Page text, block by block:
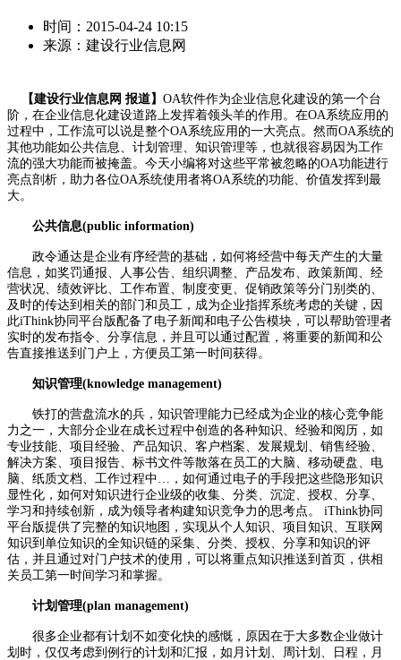
时间：2015-04-24 10:15
来源：建设行业信息网
【建设行业信息网 报道】 OA软件作为企业信息化建设的第一个台
阶，在企业信息化建设道路上发挥着领头羊的作用。在OA系统应用的
过程中，工作流可以说是整个OA系统应用的一大亮点。然而OA系统的
其他功能如公共信息、计划管理、知识管理等，也就很容易因为工作
流的强大功能而被掩盖。今天小编将对这些平常被忽略的OA功能进行
亮点剖析，助力各位OA系统使用者将OA系统的功能、价值发挥到最
大。
公共信息(public information)
政令通达是企业有序经营的基础，如何将经营中每天产生的大量
信息，如奖罚通报、人事公告、组织调整、产品发布、政策新闻、经
营状况、绩效评比、工作布置、制度变更、促销政策等分门别类的、
及时的传达到相关的部门和员工，成为企业指挥系统考虑的关键，因
此iThink协同平台版配备了电子新闻和电子公告模块，可以帮助管理者
实时的发布指令、分享信息，并且可以通过配置，将重要的新闻和公
告直接推送到门户上，方便员工第一时间获得。
知识管理(knowledge management)
铁打的营盘流水的兵，知识管理能力已经成为企业的核心竞争能
力之一，大部分企业在成长过程中创造的各种知识、经验和阅历，如
专业技能、项目经验、产品知识、客户档案、发展规划、销售经验、
解决方案、项目报告、标书文件等散落在员工的大脑、移动硬盘、电
脑、纸质文档、工作过程中…，如何通过电子的手段把这些隐形知识
显性化，如何对知识进行企业级的收集、分类、沉淀、授权、分享、
学习和持续创新，成为领导者构建知识竞争力的思考点。 iThink协同
平台版提供了完整的知识地图，实现从个人知识、项目知识、互联网
知识到单位知识的全知识链的采集、分类、授权、分享和知识的评
估，并且通过对门户技术的使用，可以将重点知识推送到首页，供相
关员工第一时间学习和掌握。
计划管理(plan management)
很多企业都有计划不如变化快的感慨，原因在于大多数企业做计
划时，仅仅考虑到例行的计划和汇报，如月计划、周计划、日程，月